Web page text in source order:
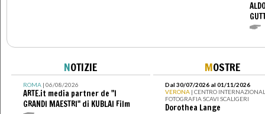
NOTIZIE
ROMA| 06/08/2026
ARTE.it media partner de "I
GRANDI MAESTRI" di KUBLAI Film
MOSTRE
Dal 30/07/2026 al 01/11/2026
VERONA | CENTRO
FOTOGRAFIA SCAVI SCALIGERI
Dorothea Lange